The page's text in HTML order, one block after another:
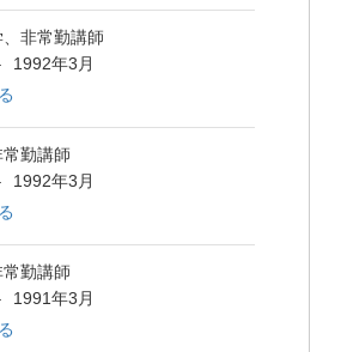
非常勤講師
1992年3月
勤講師
1992年3月
勤講師
1991年3月